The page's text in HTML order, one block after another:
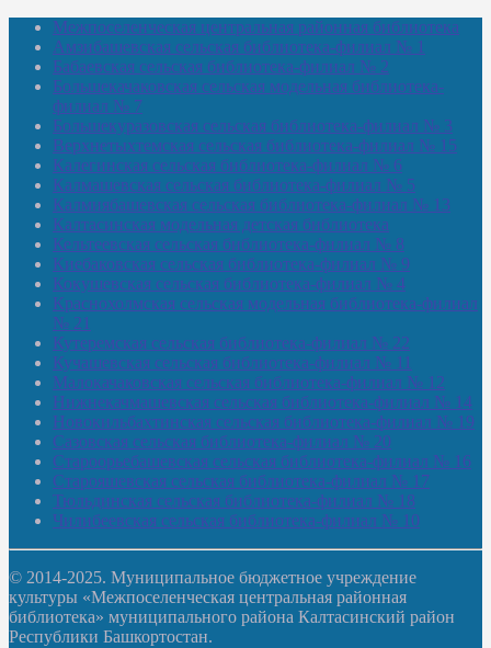
Межпоселенческая центральная районная библиотека
Амзибашевская сельская библиотека-филиал № 1
Бабаевская сельская библиотека-филиал № 2
Большекачаковская сельская модельная библиотека-
филиал № 7
Большекуразовская сельская библиотека-филиал № 3
Верхнетыхтемская сельская библиотека-филиал № 15
Калегинская сельская библиотека-филиал № 6
Калмашевская сельская библиотека-филиал № 5
Калмиябашевская сельская библиотека-филиал № 13
Калтасинская модельная детская библиотека
Кельтеевская сельская библиотека-филиал № 8
Киебаковская сельская библиотека-филиал № 9
Кокушевская сельская библиотека-филиал № 4
Краснохолмская сельская модельная библиотека-филиал
№ 21
Кутеремская сельская библиотека-филиал № 22
Кучашевская сельская библиотека-филиал № 11
Малокачаковская сельская библиотека-филиал № 12
Нижнекачмашевская сельская библиотека-филиал № 14
Новокильбахтинская сельская библиотека-филиал № 19
Сазовская сельская библиотека-филиал № 20
Староорьебашевская сельская библиотека-филиал № 16
Старояшевская сельская библиотека-филиал № 17
Тюльдинская сельская библиотека-филиал № 18
Чилибеевская сельская библиотека-филиал № 10
© 2014-2025. Муниципальное бюджетное учреждение
культуры «Межпоселенческая центральная районная
библиотека» муниципального района Калтасинский район
Республики Башкортостан.